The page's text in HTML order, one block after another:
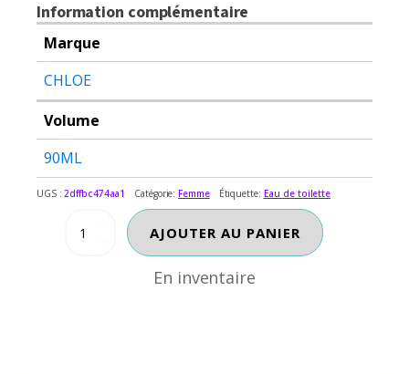
Information complémentaire
Marque
CHLOE
Volume
90ML
UGS :2dffbc474aa1 Catégorie: Femme Étiquette: Eau de toilette
AJOUTER AU PANIER
En inventaire